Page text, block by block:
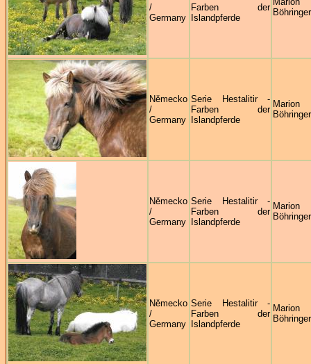
/
Germany
Farben der
Islandpferde
Böhringer
Německo
/
Germany
Serie Hestalitir -
Farben der
Islandpferde
Marion
Böhringer
Německo
/
Germany
Serie Hestalitir -
Farben der
Islandpferde
Marion
Böhringer
Německo
/
Germany
Serie Hestalitir -
Farben der
Islandpferde
Marion
Böhringer